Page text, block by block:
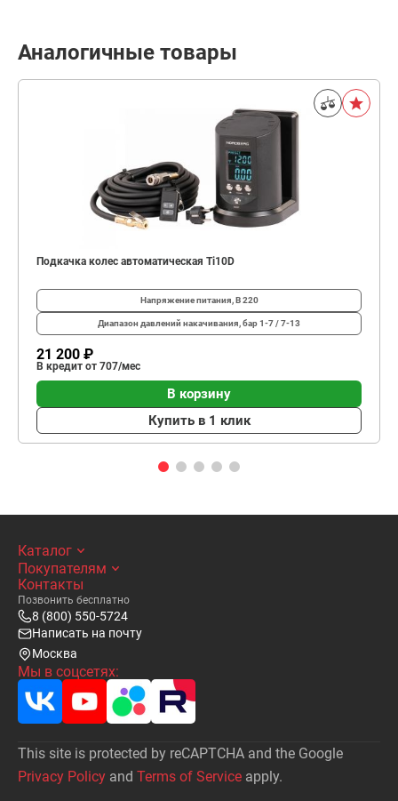
Аналогичные товары
Подкачка колес автоматическая Ti10D
Напряжение питания, В220
Диапазон давлений накачивания, бар1-7 / 7-13
21 200 ₽
В кредит от 707/мес
В корзину
Купить в 1 клик
Каталог
Покупателям
Контакты
Позвонить бесплатно
8 (800) 550-5724
Написать на почту
Москва
Мы в соцсетях:
This site is protected by reCAPTCHA and the Google
Privacy Policy and Terms of Service apply.